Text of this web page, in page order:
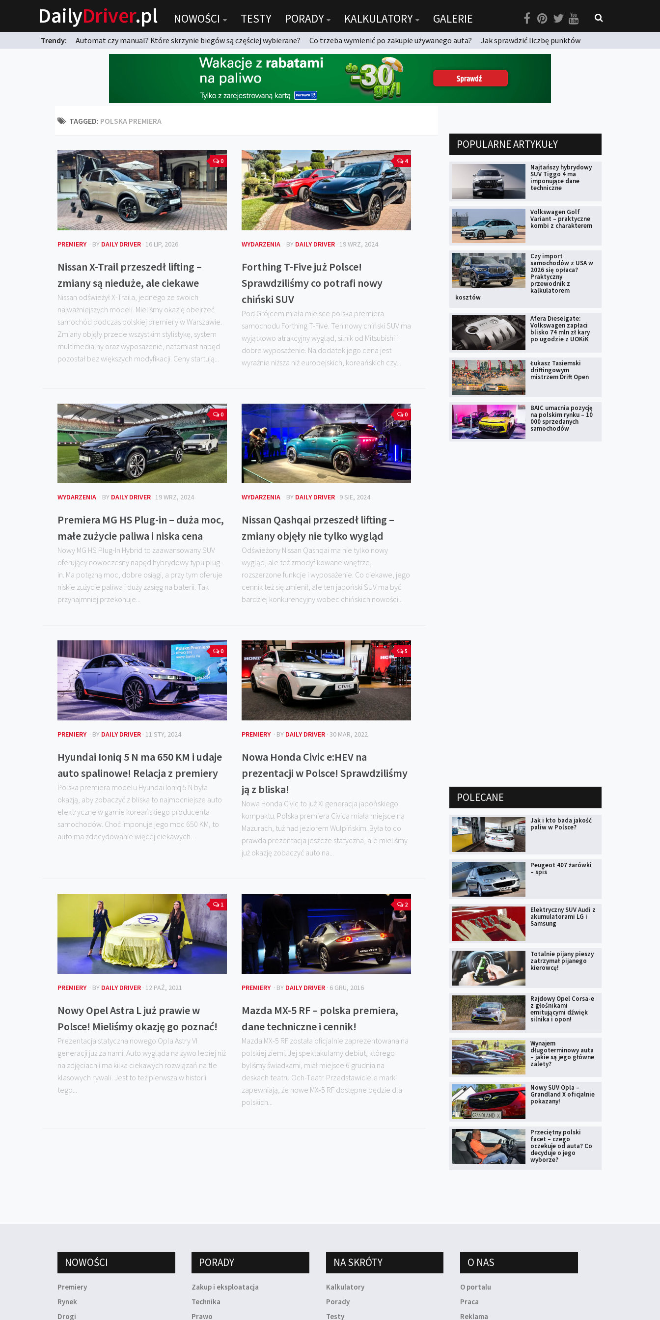
DailyDriver.pl NOWOŚCI TESTY PORADY KALKULATORY GALERIE
Trendy: Automat czy manual? Które skrzynie biegów są częściej wybierane? Co trzeba wymienić po zakupie używanego auta?
Jak sprawdzić liczbę punktów
TAGGED: POLSKA PREMIERA
0
PREMIERY · BY DAILY DRIVER · 16 LIP, 2026
Nissan X-Trail przeszedł lifting –
zmiany są nieduże, ale ciekawe
Nissan odświeżył X-Traila, jednego ze swoich
najważniejszych modeli. Mieliśmy okazję obejrzeć
samochód podczas polskiej premiery w Warszawie.
Zmiany objęły przede wszystkim stylistykę, system
multimedialny oraz wyposażenie, natomiast napęd
pozostał bez większych modyfikacji. Ceny startują...
4
WYDARZENIA · BY DAILY DRIVER · 19 WRZ, 2024
Forthing T-Five już Polsce!
Sprawdziliśmy co potrafi nowy
chiński SUV
Pod Grójcem miała miejsce polska premiera
samochodu Forthing T-Five. Ten nowy chiński SUV ma
wyjątkowo atrakcyjny wygląd, silnik od Mitsubishi i
dobre wyposażenie. Na dodatek jego cena jest
wyraźnie niższa niż europejskich, koreańskich czy...
0
WYDARZENIA · BY DAILY DRIVER · 19 WRZ, 2024
Premiera MG HS Plug-in – duża moc,
małe zużycie paliwa i niska cena
Nowy MG HS Plug-In Hybrid to zaawansowany SUV
oferujący nowoczesny napęd hybrydowy typu plug-
in. Ma potężną moc, dobre osiągi, a przy tym oferuje
niskie zużycie paliwa i duży zasięg na baterii. Tak
przynajmniej przekonuje...
0
WYDARZENIA · BY DAILY DRIVER · 9 SIE, 2024
Nissan Qashqai przeszedł lifting –
zmiany objęły nie tylko wygląd
Odświeżony Nissan Qashqai ma nie tylko nowy
wygląd, ale też zmodyfikowane wnętrze,
rozszerzone funkcje i wyposażenie. Co ciekawe, jego
cennik też się zmienił, ale ten japoński SUV ma być
bardziej konkurencyjny wobec chińskich nowości...
0
PREMIERY · BY DAILY DRIVER · 11 STY, 2024
Hyundai Ioniq 5 N ma 650 KM i udaje
auto spalinowe! Relacja z premiery
Polska premiera modelu Hyundai Ioniq 5 N była
okazją, aby zobaczyć z bliska to najmocniejsze auto
elektryczne w gamie koreańskiego producenta
samochodów. Choć imponuje jego moc 650 KM, to
auto ma zdecydowanie więcej ciekawych...
5
PREMIERY · BY DAILY DRIVER · 30 MAR, 2022
Nowa Honda Civic e:HEV na
prezentacji w Polsce! Sprawdziliśmy
ją z bliska!
Nowa Honda Civic to już XI generacja japońskiego
kompaktu. Polska premiera Civica miała miejsce na
Mazurach, tuż nad jeziorem Wulpińskim. Była to co
prawda prezentacja jeszcze statyczna, ale mieliśmy
już okazję zobaczyć auto na...
1
PREMIERY · BY DAILY DRIVER · 12 PAŹ, 2021
Nowy Opel Astra L już prawie w
Polsce! Mieliśmy okazję go poznać!
Prezentacja statyczna nowego Opla Astry VI
generacji już za nami. Auto wygląda na żywo lepiej niż
na zdjęciach i ma kilka ciekawych rozwiązań na tle
klasowych rywali. Jest to też pierwsza w historii
tego...
2
PREMIERY · BY DAILY DRIVER · 6 GRU, 2016
Mazda MX-5 RF – polska premiera,
dane techniczne i cennik!
Mazda MX-5 RF została oficjalnie zaprezentowana na
polskiej ziemi. Jej spektakularny debiut, którego
byliśmy świadkami, miał miejsce 6 grudnia na
deskach teatru Och-Teatr. Przedstawiciele marki
zapewniają, że nowe MX-5 RF dostępne będzie dla
polskich...
POPULARNE ARTYKUŁY
Najtańszy hybrydowy
SUV Tiggo 4 ma
imponujące dane
techniczne
Volkswagen Golf
Variant – praktyczne
kombi z charakterem
Czy import
samochodów z USA w
2026 się opłaca?
Praktyczny
przewodnik z
kalkulatorem
kosztów
Afera Dieselgate:
Volkswagen zapłaci
blisko 74 mln zł kary
po ugodzie z UOKiK
Łukasz Tasiemski
driftingowym
mistrzem Drift Open
BAIC umacnia pozycję
na polskim rynku – 10
000 sprzedanych
samochodów
POLECANE
Jak i kto bada jakość
paliw w Polsce?
Peugeot 407 żarówki
– spis
Elektryczny SUV Audi z
akumulatorami LG i
Samsung
Totalnie pijany pieszy
zatrzymał pijanego
kierowcę!
Rajdowy Opel Corsa-e
z głośnikami
emitującymi dźwięk
silnika i opon!
Wynajem
długoterminowy auta
– jakie są jego główne
zalety?
Nowy SUV Opla –
Grandland X oficjalnie
pokazany!
Przeciętny polski
facet – czego
oczekuje od auta? Co
decyduje o jego
wyborze?
NOWOŚCI
Premiery
Rynek
Drogi
PORADY
Zakup i eksploatacja
Technika
Prawo
NA SKRÓTY
Kalkulatory
Porady
Testy
O NAS
O portalu
Praca
Reklama